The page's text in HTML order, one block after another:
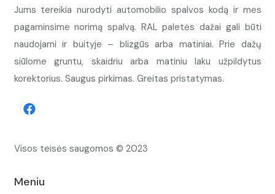
Jums tereikia nurodyti automobilio spalvos kodą ir mes
pagaminsime norimą spalvą. RAL paletės dažai gali būti
naudojami ir buityje – blizgūs arba matiniai. Prie dažų
siūlome gruntu, skaidriu arba matiniu laku užpildytus
korektorius. Saugus pirkimas. Greitas pristatymas.
Visos teisės saugomos © 2023
Meniu